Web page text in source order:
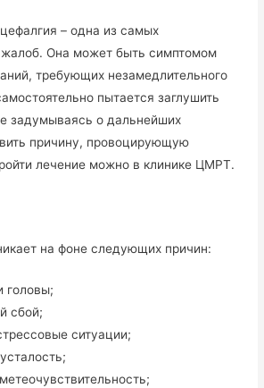
– одна из самых
жалоб. Она может быть симптомом
требующих незамедлительного
пытается заглушить
задумываясь о дальнейших
причину, провоцирующую
лечение можно в клинике ЦМРТ.
на фоне следующих причин:
головы;
сбой;
ситуации;